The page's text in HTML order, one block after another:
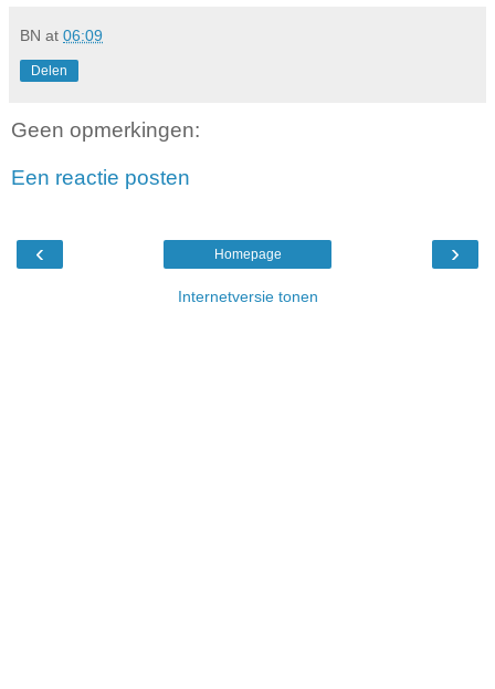
BN at 06:09
Delen
Geen opmerkingen:
Een reactie posten
‹ ›
Homepage
Internetversie tonen